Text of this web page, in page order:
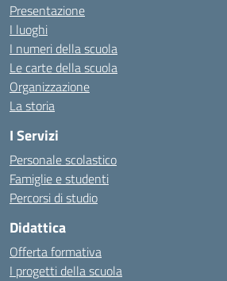
Presentazione
I luoghi
I numeri della scuola
Le carte della scuola
Organizzazione
La storia
I Servizi
Personale scolastico
Famiglie e studenti
Percorsi di studio
Didattica
Offerta formativa
I progetti della scuola